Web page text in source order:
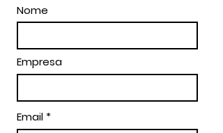
Nome
Empresa
Email